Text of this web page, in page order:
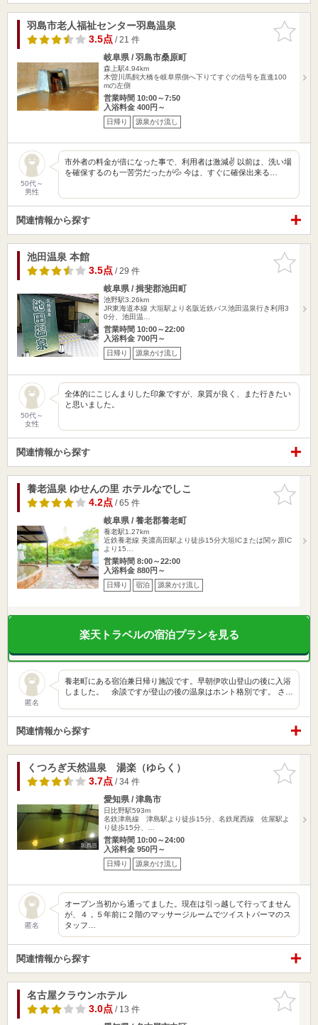
お気に入
りに追加
羽島市老人福祉センター羽島温泉
3.5点/ 21 件
岐阜県 / 羽島市桑原町
森上駅4.94km
木曽川馬飼大橋を岐阜県側へ下りてすぐの信号を直進100
mの左側
営業時間 10:00～7:50
入浴料金 400円～
日帰り 源泉かけ流し
50代～
男性
市外者の料金が倍になった事で、利用者は激減✌️ 以前は、洗い場
を確保するのも一苦労だったが💦 今は、すぐに確保出来る…
関連情報から探す
お気に入
りに追加
池田温泉 本館
3.5点/ 29 件
岐阜県 / 揖斐郡池田町
池野駅3.26km
JR東海道本線 大垣駅より名阪近鉄バス池田温泉行き利用3
0分、池田温…
営業時間 10:00～22:00
入浴料金 700円～
日帰り 源泉かけ流し
50代～
女性
全体的にこじんまりした印象ですが、泉質が良く、また行きたい
と思いました。
関連情報から探す
お気に入
りに追加
養老温泉 ゆせんの里 ホテルなでしこ
4.2点/ 65 件
岐阜県 / 養老郡養老町
養老駅1.27km
近鉄養老線 美濃高田駅より徒歩15分大垣ICまたは関ヶ原IC
より15…
営業時間 8:00～22:00
入浴料金 880円～
日帰り 宿泊 源泉かけ流し
楽天トラベルの宿泊プランを見る
匿名
養老町にある宿泊兼日帰り施設です。早朝伊吹山登山の後に入浴
しました。 余談ですが登山の後の温泉はホント格別です。 さ…
関連情報から探す
お気に入
りに追加
くつろぎ天然温泉 湯楽（ゆらく）
3.7点/ 34 件
愛知県 / 津島市
日比野駅593m
名鉄津島線 津島駅より徒歩15分、名鉄尾西線 佐屋駅よ
り徒歩15分、…
営業時間 10:00～24:00
入浴料金 950円～
日帰り 源泉かけ流し
匿名
オープン当初から通ってました。現在は引っ越して行ってません
が、４，５年前に２階のマッサージルームでツイストパーマのス
タッフ…
関連情報から探す
お気に入
りに追加
名古屋クラウンホテル
3.0点/ 13 件